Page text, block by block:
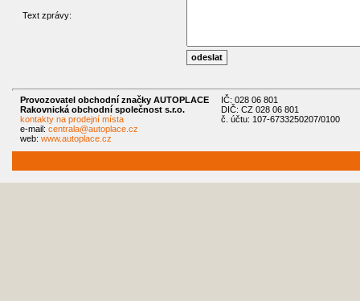
Text zprávy:
Provozovatel obchodní značky AUTOPLACE
Rakovnická obchodní společnost s.r.o.
kontakty na prodejní místa
e-mail: centrala@autoplace.cz
web: www.autoplace.cz
IČ: 028 06 801
DIČ: CZ 028 06 801
č. účtu: 107-6733250207/0100